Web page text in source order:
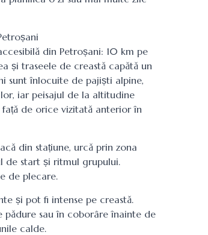
din Petroșani: 10 km pe
și traseele de creastă capătă un
sunt înlocuite de pajiști alpine,
iar peisajul de la altitudine
de orice vizitată anterior în
din stațiune, urcă prin zona
de start și ritmul grupului.
de plecare.
și pot fi intense pe creastă.
sau în coborâre înainte de
calde.